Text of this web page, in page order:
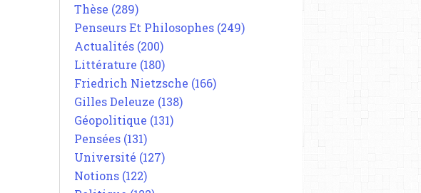
Thèse (289)
Penseurs Et Philosophes (249)
Actualités (200)
Littérature (180)
Friedrich Nietzsche (166)
Gilles Deleuze (138)
Géopolitique (131)
Pensées (131)
Université (127)
Notions (122)